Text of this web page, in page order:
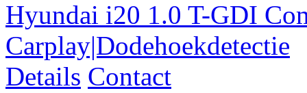
Hyundai i20 1.0 T-GDI
Carplay|Dodehoekdetectie
Details Contact